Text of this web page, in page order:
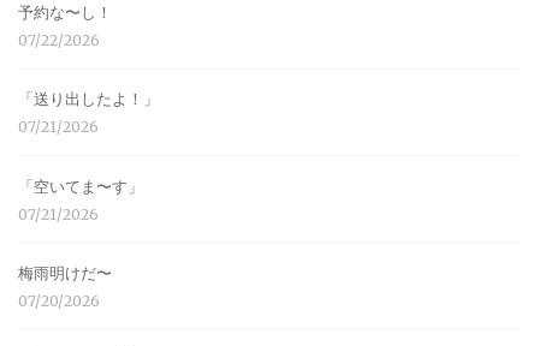
予約な〜し！
07/22/2026
「送り出したよ！」
07/21/2026
「空いてま〜す」
07/21/2026
梅雨明けだ〜
07/20/2026